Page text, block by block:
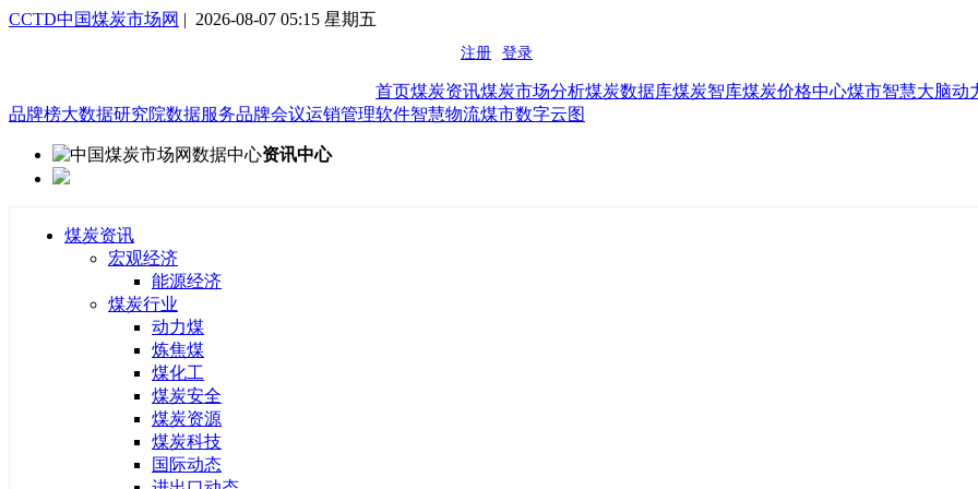
CCTD中国煤炭市场网 | 2026-08-07 05:15 星期五
首页煤炭资讯煤炭市场分析煤炭数据库煤炭智库煤炭价格中心煤市智慧大脑动
品牌榜大数据研究院数据服务品牌会议运销管理软件智慧物流煤市数字云图
资讯中心
煤炭资讯
宏观经济
能源经济
煤炭行业
动力煤
炼焦煤
煤化工
煤炭安全
煤炭资源
煤炭科技
国际动态